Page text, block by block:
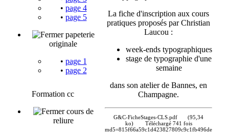
• page 4
• page 5
papeterie
originale
• page 1
• page 2
Formation cc
cours de
reliure
La fiche d'inscription aux cours
pratiques proposés par Christian
Laucou :
week-ends typographiques
stage de typographie d'une
semaine
dans son atelier de Bannes, en
Champagne.
G&C-FicheStages-CLS.pdf
(95,34
ko)
Téléchargé 741 fois
md5=815f66a59c1d423827809c9c1fb496de